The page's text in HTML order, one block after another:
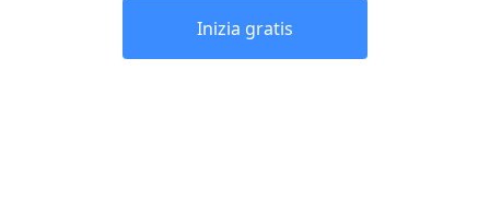
Inizia gratis